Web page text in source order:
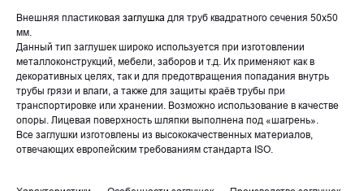
Внешняя пластиковая заглушка для труб квадратного сечения 50х50
мм.
Данный тип заглушек широко используется при изготовлении
металлоконструкций, мебели, заборов и т.д. Их применяют как в
декоративных целях, так и для предотвращения попадания внутрь
трубы грязи и влаги, а также для защиты краёв трубы при
транспортировке или хранении. Возможно использование в качестве
опоры. Лицевая поверхность шляпки выполнена под «шагрень».
Все заглушки изготовлены из высококачественных материалов,
отвечающих европейским требованиям стандарта ISO.